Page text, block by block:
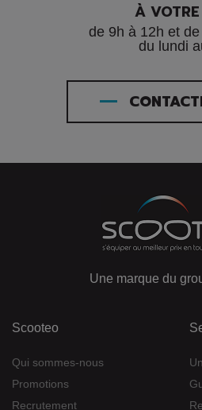
À
de 9h à 12h et
du lundi
Une marque du
Scooteo
Qui sommes-nous
Promotions
Recrutement